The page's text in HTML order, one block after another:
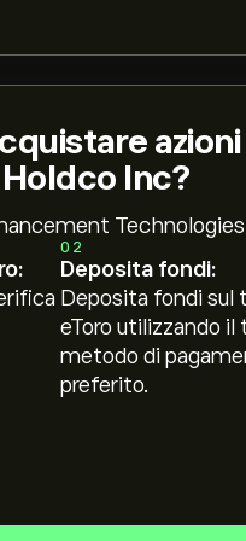
Inc?
02
Deposita fondi:
Deposita fondi sul
eToro utilizzando il
metodo di
preferito.